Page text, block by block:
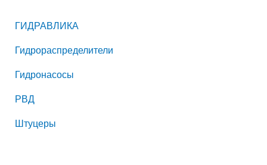
ГИДРАВЛИКА
Гидрораспределители
Гидронасосы
РВД
Штуцеры